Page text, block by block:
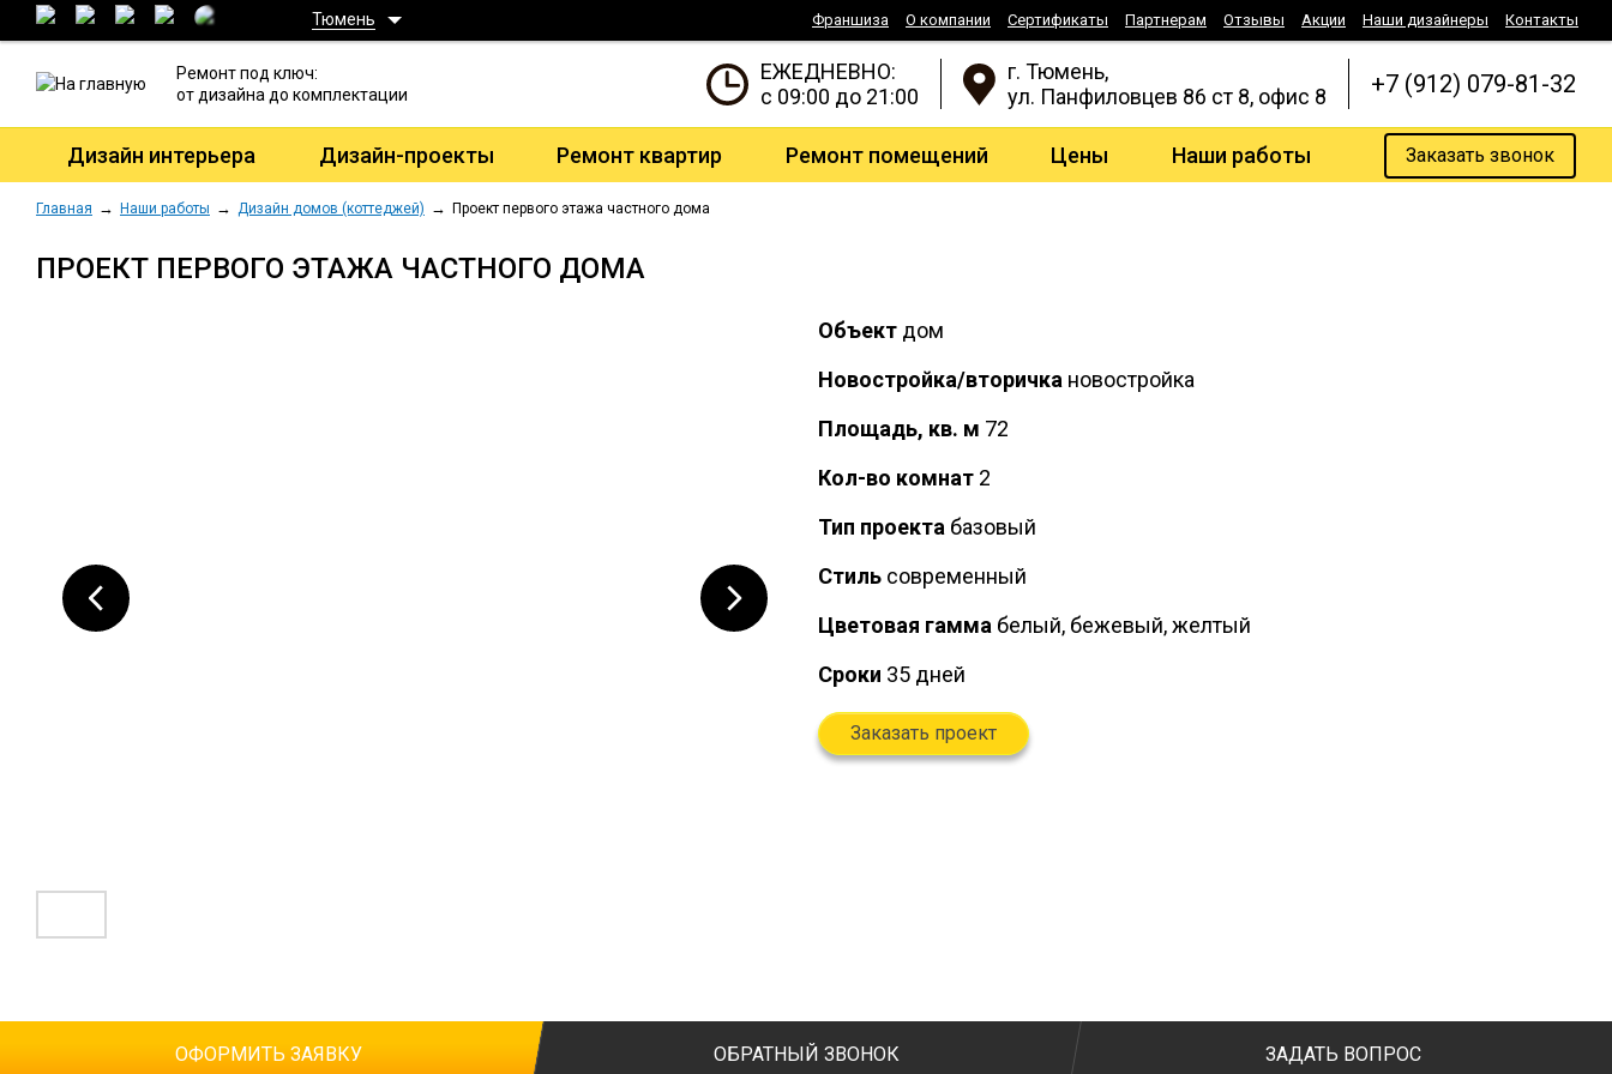
Тюмень Франшиза О компании Сертификаты Партнерам Отзывы Акции Наши дизайнеры Контакты
Ремонт под ключ:
от дизайна до комплектации
ЕЖЕДНЕВНО:
с 09:00 до 21:00
г. Тюмень,
ул. Панфиловцев 86 ст 8, офис 8
+7 (912) 079-81-32
Дизайн интерьера Дизайн-проекты Ремонт квартир Ремонт помещений Цены Наши работы Заказать звонок
Главная Наши работы Дизайн домов (коттеджей) Проект первого этажа частного дома
ПРОЕКТ ПЕРВОГО ЭТАЖА ЧАСТНОГО ДОМА
Объект дом
Новостройка/вторичка новостройка
Площадь, кв. м 72
Кол-во комнат 2
Тип проекта базовый
Стиль современный
Цветовая гамма белый, бежевый, желтый
Сроки 35 дней
Заказать проект
ОФОРМИТЬ ЗАЯВКУ ОБРАТНЫЙ ЗВОНОК ЗАДАТЬ ВОПРОС